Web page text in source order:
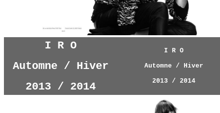
I R O
Automne / Hiver
2013 / 2014
I R O
Automne / Hiver
2013 / 2014